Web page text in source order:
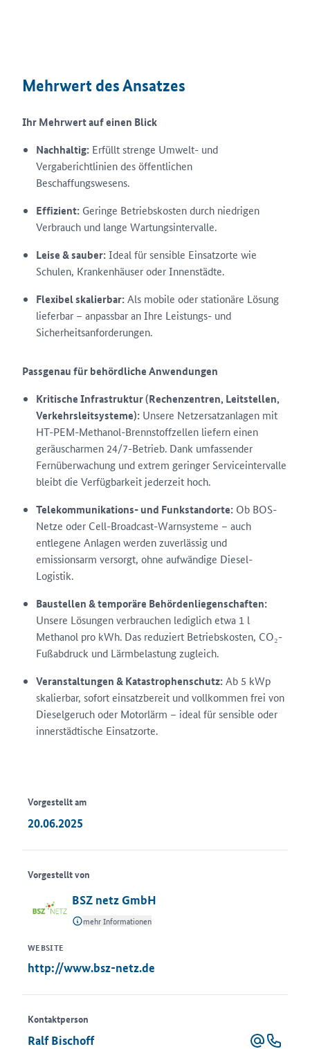
Mehrwert des Ansatzes
Ihr Mehrwert auf einen Blick
Nachhaltig: Erfüllt strenge Umwelt- und
Vergaberichtlinien des öffentlichen
Beschaffungswesens.
Effizient: Geringe Betriebskosten durch niedrigen
Verbrauch und lange Wartungsintervalle.
Leise & sauber:Ideal für sensible Einsatzorte wie
Schulen, Krankenhäuser oder Innenstädte.
Flexibel skalierbar:Als mobile oder stationäre Lösung
lieferbar – anpassbar an Ihre Leistungs- und
Sicherheitsanforderungen.
Passgenau für behördliche Anwendungen
Kritische Infrastruktur (Rechenzentren, Leitstellen,
Verkehrsleitsysteme): Unsere Netzersatzanlagen mit
HT-PEM-Methanol-Brennstoffzellen liefern einen
geräuscharmen 24/7-Betrieb. Dank umfassender
Fernüberwachung und extrem geringer Serviceintervalle
bleibt die Verfügbarkeit jederzeit hoch.
Telekommunikations- und Funkstandorte: Ob BOS-
Netze oder Cell-Broadcast-Warnsysteme – auch
entlegene Anlagen werden zuverlässig und
emissionsarm versorgt, ohne aufwändige Diesel-
Logistik.
Baustellen & temporäre Behördenliegenschaften:
Unsere Lösungen verbrauchen lediglich etwa 1 l
Methanol pro kWh. Das reduziert Betriebskosten, CO₂-
Fußabdruck und Lärmbelastung zugleich.
Veranstaltungen & Katastrophenschutz:Ab 5 kWp
skalierbar, sofort einsatzbereit und vollkommen frei von
Dieselgeruch oder Motorlärm – ideal für sensible oder
innerstädtische Einsatzorte.
Vorgestellt am
20.06.2025
Vorgestellt von
BSZ netz GmbH
mehr Informationen
WEBSITE
http://www.bsz-netz.de
Kontaktperson
Ralf Bischoff